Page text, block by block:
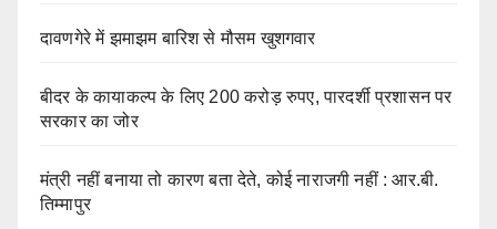
दावणगेरे में झमाझम बारिश से मौसम खुशगवार
बीदर के कायाकल्प के लिए 200 करोड़ रुपए, पारदर्शी प्रशासन पर
सरकार का जोर
मंत्री नहीं बनाया तो कारण बता देते, कोई नाराजगी नहीं : आर.बी.
तिम्मापुर